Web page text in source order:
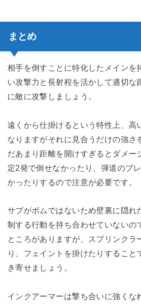
まとめ
相手を倒すことに特化したメインを
い攻撃力と長射程を活かして適切な
に敵に攻撃しましょう。
遠くから仕掛けるという特性上、高
なりますがそれに見合うだけの強さ
だあまり距離を開けすぎるとダメー
定2発で倒せなかったり、弾道のブ
かったりするので注意が必要です。
サブがボムではないため壁裏に隠れ
制する行動を持ち合わせていないの
ところがありますが、スプリンクラ
り、フェイントを掛けたりすること
き寄せましょう。
インクアーマーは撃ち合いに強くな